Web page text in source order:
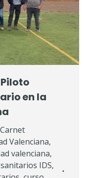
en la
Carnet
Valenciana,
valenciana,
IDS,